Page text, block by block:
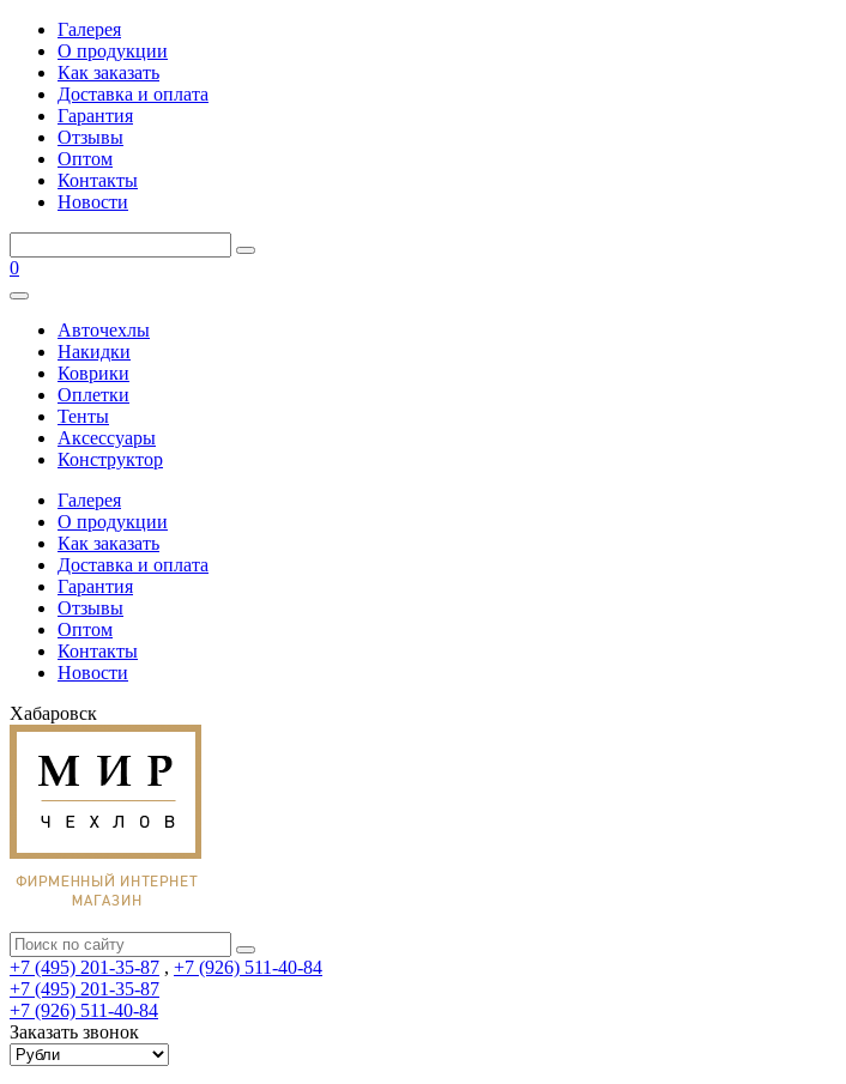
Галерея
О продукции
Как заказать
Доставка и оплата
Гарантия
Отзывы
Оптом
Контакты
Новости
0
Авточехлы
Накидки
Коврики
Оплетки
Тенты
Аксессуары
Конструктор
Галерея
О продукции
Как заказать
Доставка и оплата
Гарантия
Отзывы
Оптом
Контакты
Новости
Хабаровск
+7 (495) 201-35-87 , +7 (926) 511-40-84
+7 (495) 201-35-87
+7 (926) 511-40-84
Заказать звонок